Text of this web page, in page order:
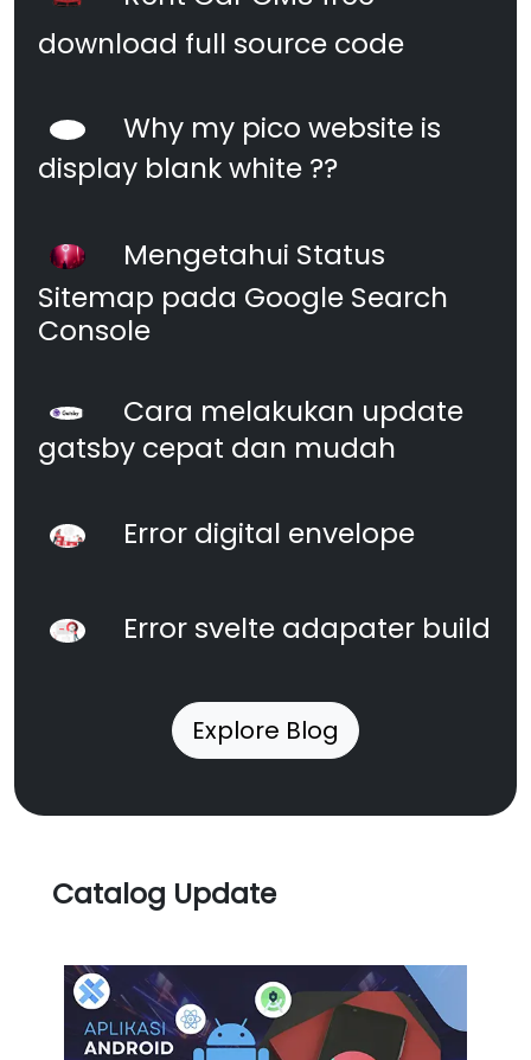
download full source code
Why my pico website is
display blank white ??
Mengetahui Status
Sitemap pada Google Search
Console
Cara melakukan update
gatsby cepat dan mudah
Error digital envelope
Error svelte adapater build
Explore Blog
Catalog Update